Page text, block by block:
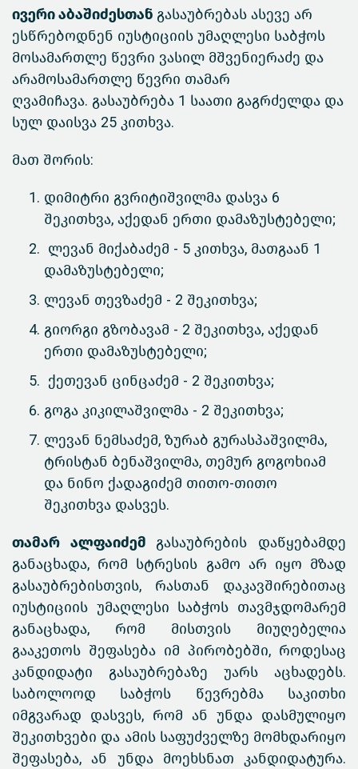
ივერი აბაშიძესთან გასაუბრებას ასევე არ
ესწრებოდნენ იუსტიციის უმაღლესი საბჭოს
მოსამართლე წევრი ვასილ მშვენიერაძე და
არამოსამართლე წევრი თამარ
ღვამიჩავა. გასაუბრება 1 საათი გაგრძელდა და
სულ დაისვა 25 კითხვა.
მათ შორის:
დიმიტრი გვრიტიშვილმა დასვა 6
შეკითხვა, აქედან ერთი დამაზუსტებელი;
ლევან მიქაბაძემ - 5 კითხვა, მათგაან 1
დამაზუსტებელი;
ლევან თევზაძემ - 2 შეკითხვა;
გიორგი გზობავამ - 2 შეკითხვა, აქედან
ერთი დამაზუსტებელი;
ქეთევან ცინცაძემ - 2 შეკითხვა;
გოგა კიკილაშვილმა - 2 შეკითხვა;
ლევან ნემსაძემ, ზურაბ გურასპაშვილმა,
ტრისტან ბენაშვილმა, თემურ გოგოხიამ
და ნინო ქადაგიძემ თითო-თითო
შეკითხვა დასვეს.
თამარ ალფაიძემ გასაუბრების დაწყებამდე
განაცხადა, რომ სტრესის გამო არ იყო მზად
გასაუბრებისთვის, რასთან დაკავშირებითაც
იუსტიციის უმაღლესი საბჭოს თავმჯდომარემ
განაცხადა, რომ მისთვის მიუღებელია
გააკეთოს შეფასება იმ პირობებში, როდესაც
კანდიდატი გასაუბრებაზე უარს აცხადებს.
საბოლოოდ საბჭოს წევრებმა საკითხი
იმგვარად დასვეს, რომ ან უნდა დასმულიყო
შეკითხვები და ამის საფუძველზე მომხდარიყო
შეფასება, ან უნდა მოეხსნათ კანდიდატურა.